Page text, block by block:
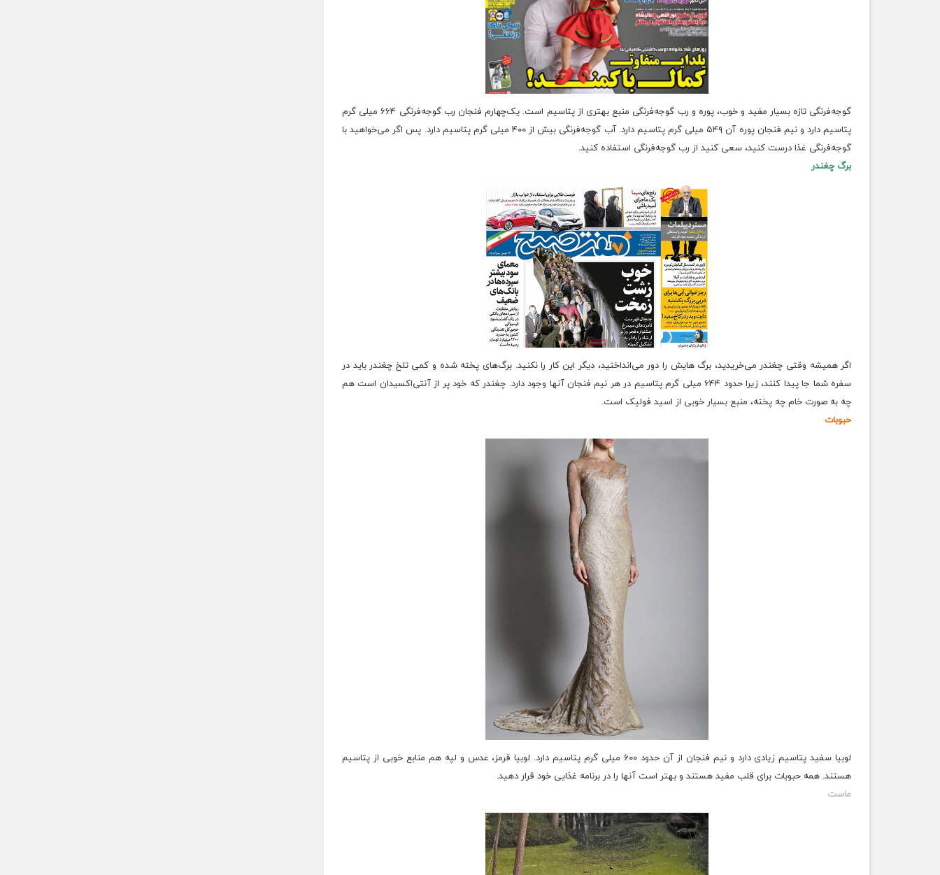
گوجه‌فرنگی تازه بسیار مفید و خوب، پوره و رب گوجه‌فرنگی منبع بهتری از پتاسیم است. یک‌چهارم فنجان رب گوجه‌فرنگی ۶۶۴ میلی گرم
پتاسیم دارد و نیم فنجان پوره آن ۵۴۹ میلی گرم پتاسیم دارد. آب گوجه‌فرنگی بیش از ۴۰۰ میلی گرم پتاسیم دارد. پس اگر می‌خواهید با
گوجه‌فرنگی غذا درست کنید، سعی کنید از رب گوجه‌فرنگی استفاده کنید.
برگ چغندر
اگر همیشه وقتی چغندر می‌خریدید، برگ هایش را دور می‌انداختید، دیگر این کار را نکنید. برگ‌های پخته شده و کمی تلخ چغندر باید در
سفره شما جا پیدا کنند، زیرا حدود ۶۴۴ میلی گرم پتاسیم در هر نیم فنجان آنها وجود دارد. چغندر که خود پر از
آنتی‌اکسیدان است هم
چه به صورت خام چه پخته، منبع بسیار خوبی از اسید فولیک است.
حبوبات
لوبیا سفید پتاسیم زیادی دارد و نیم فنجان از آن حدود ۶۰۰ میلی گرم پتاسیم دارد. لوبیا قرمز، عدس و لپه هم منابع خوبی از پتاسیم
هستند. همه حبوبات برای قلب مفید هستند و بهتر است آنها را در برنامه غذایی خود قرار دهید.
ماست